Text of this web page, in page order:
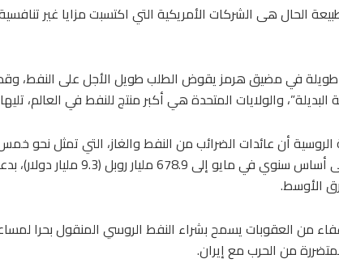
الحال هى الشركات الأمريكية التي اكتسبت مزايا غير
طويلة في مضيق هرمز يقوض الطلب طويل الأجل على النفط،
والولايات المتحدة هي أكبر منتج للنفط في العالم،
الروسية أن عائدات الضرائب من النفط والغاز، التي تمثل نحو
الميزانية، ارتفعت 32.4% على أساس سنوي
الأوسط.
من العقوبات يسمح بشراء النفط الروسي المنقول بحرا
من الحرب مع إيران.